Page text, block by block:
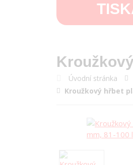
Úvodní stránka
Kroužkový hřbet